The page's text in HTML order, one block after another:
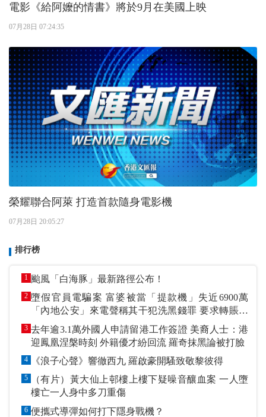
電影《給阿嬤的情書》將於9月在美國上映
07月28日 07:24:35
榮耀聯合阿萊 打造首款隨身電影機
07月28日 20:05:27
排行榜
1 颱風「白海豚」最新路徑公布！
2 墮假官員電騙案 富婆被當「提款機」失近6900萬
「內地公安」來電聲稱其干犯洗黑錢罪 要求轉賬到
指定戶口作「保證金」
3 去年逾3.1萬外國人申請留港工作簽證 美裔人士：港
迎鳳凰涅槃時刻 外籍優才紛回流 羅奇抹黑論被打臉
4 《浪子心聲》響徹西九 羅啟豪開騷致敬黎彼得
5
（有片）黃大仙上邨樓上樓下疑噪音釀血案 一人墮
樓亡一人身中多刀重傷
6 便攜式導彈如何打下隱身戰機？